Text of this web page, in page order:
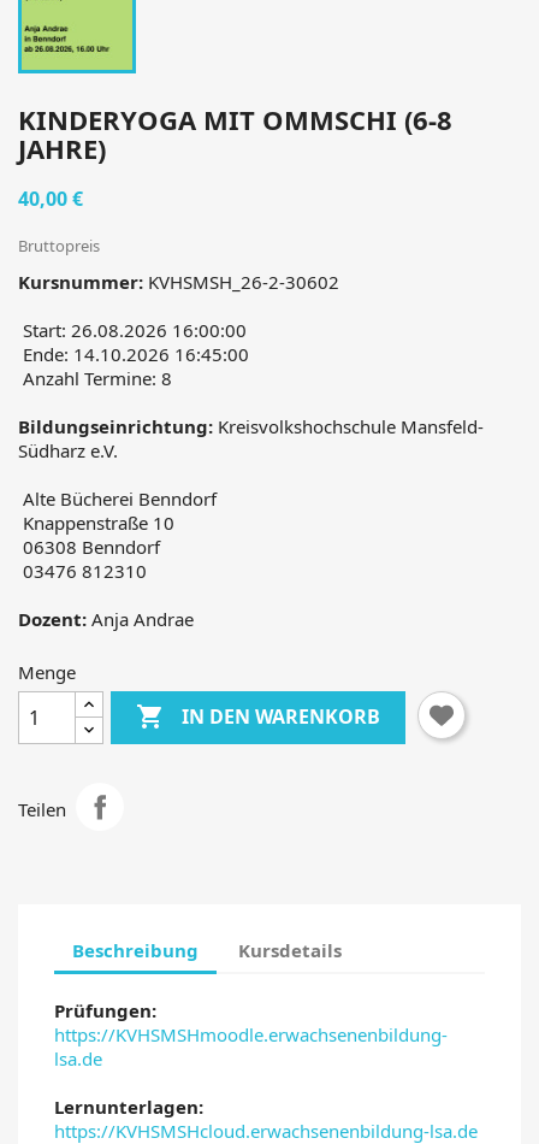
KINDERYOGA MIT OMMSCHI (6-8
JAHRE)
40,00 €
Bruttopreis
Kursnummer: KVHSMSH_26-2-30602
Start: 26.08.2026 16:00:00
Ende: 14.10.2026 16:45:00
Anzahl Termine: 8
Bildungseinrichtung: Kreis­volkshochschule Mansfeld-
Südharz e.V.
Alte Bücherei Benndorf
Knappenstraße 10
06308 Benndorf
03476 812310
Dozent: Anja Andrae
Menge
 IN DEN WARENKORB
Teilen
Beschreibung Kursdetails
Prüfungen:
https://KVHSMSHmoodle.erwachsenenbildung-
lsa.de
Lernunterlagen:
https://KVHSMSHcloud.erwachsenenbildung-lsa.de
Wunschliste zu speichern.
Abbrechen Anmelden